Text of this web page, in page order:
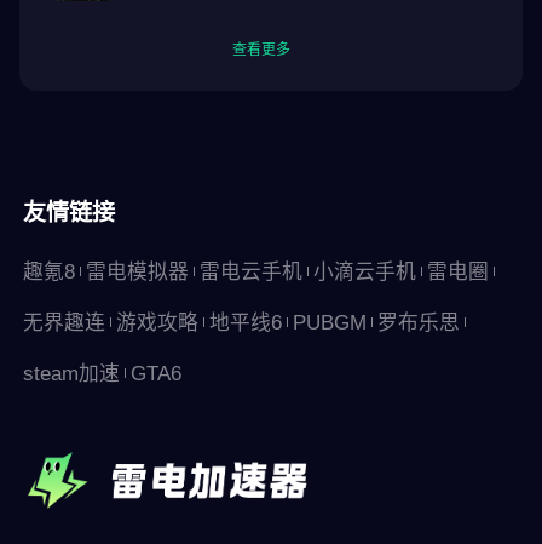
查看更多
友情链接
趣氪8 雷电模拟器 雷电云手机 小滴云手机 雷电圈
无界趣连 游戏攻略 地平线6 PUBGM 罗布乐思
steam加速 GTA6